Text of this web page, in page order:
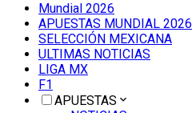
Mundial 2026
APUESTAS MUNDIAL 2026
SELECCIÓN MEXICANA
ULTIMAS NOTICIAS
LIGA MX
F1
APUESTAS